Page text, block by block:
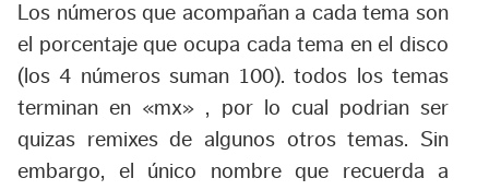
Los números que acompañan a cada tema son
el porcentaje que ocupa cada tema en el disco
(los 4 números suman 100). todos los temas
terminan en «mx» , por lo cual podrian ser
quizas remixes de algunos otros temas. Sin
embargo, el único nombre que recuerda a